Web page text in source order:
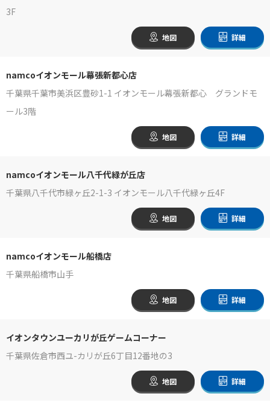
3F
地図 詳細
namcoイオンモール幕張新都心店
千葉県千葉市美浜区豊砂1-1 イオンモール幕張新都心 グランドモ
ール3階
地図 詳細
namcoイオンモール八千代緑が丘店
千葉県八千代市緑ヶ丘2-1-3 イオンモール八千代緑ヶ丘4F
地図 詳細
namcoイオンモール船橋店
千葉県船橋市山手
地図 詳細
イオンタウンユーカリが丘ゲームコーナー
千葉県佐倉市西ユ-カリが丘6丁目12番地の3
地図 詳細